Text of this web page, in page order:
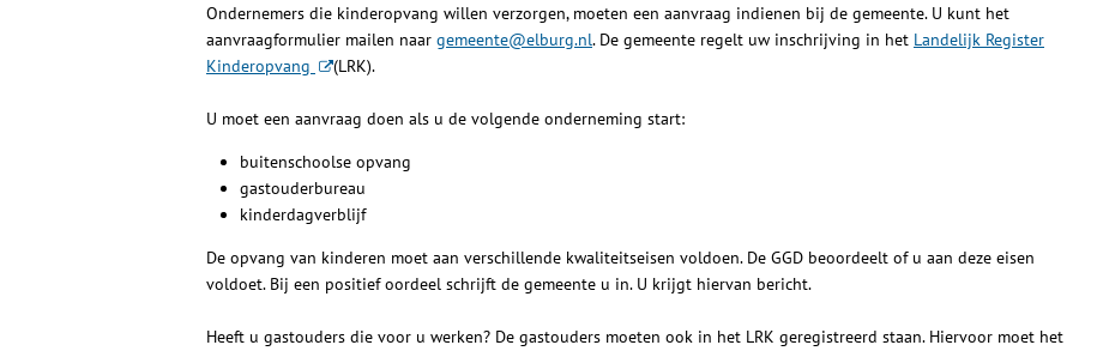
Ondernemers die kinderopvang willen verzorgen, moeten een aanvraag indienen bij de gemeente. U kunt het
aanvraagformulier mailen naar gemeente@elburg.nl. De gemeente regelt uw inschrijving in het Landelijk Register
Kinderopvang
(LRK).
U moet een aanvraag doen als u de volgende onderneming start:
buitenschoolse opvang
gastouderbureau
kinderdagverblijf
De opvang van kinderen moet aan verschillende kwaliteitseisen voldoen. De GGD beoordeelt of u aan deze eisen
voldoet. Bij een positief oordeel schrijft de gemeente u in. U krijgt hiervan bericht.
Heeft u gastouders die voor u werken? De gastouders moeten ook in het LRK geregistreerd staan. Hiervoor moet het